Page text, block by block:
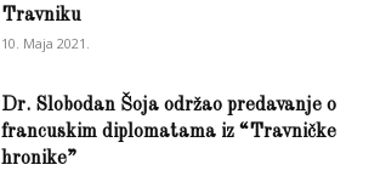
Travniku
10. Maja 2021.
Dr. Slobodan Šoja održao predavanje o
francuskim diplomatama iz “Travničke
hronike”